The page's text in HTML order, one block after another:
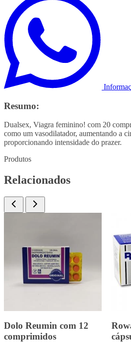
Resumo:
Dualsex, Viagra feminino! com 20
como um vasodilatador, aumentando a
proporcionando intensidade do prazer.
Produtos
Relacionados
Fluoxetina 20mg com 20
comprimidos
com